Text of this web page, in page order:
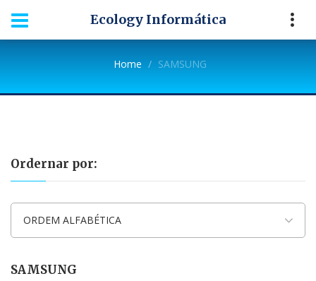
Ecology Informática
Home SAMSUNG
Ordernar por:
ORDEM ALFABÉTICA
SAMSUNG